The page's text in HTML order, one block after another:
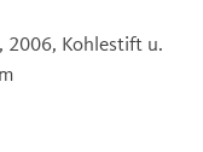
2006, Kohlestift u.